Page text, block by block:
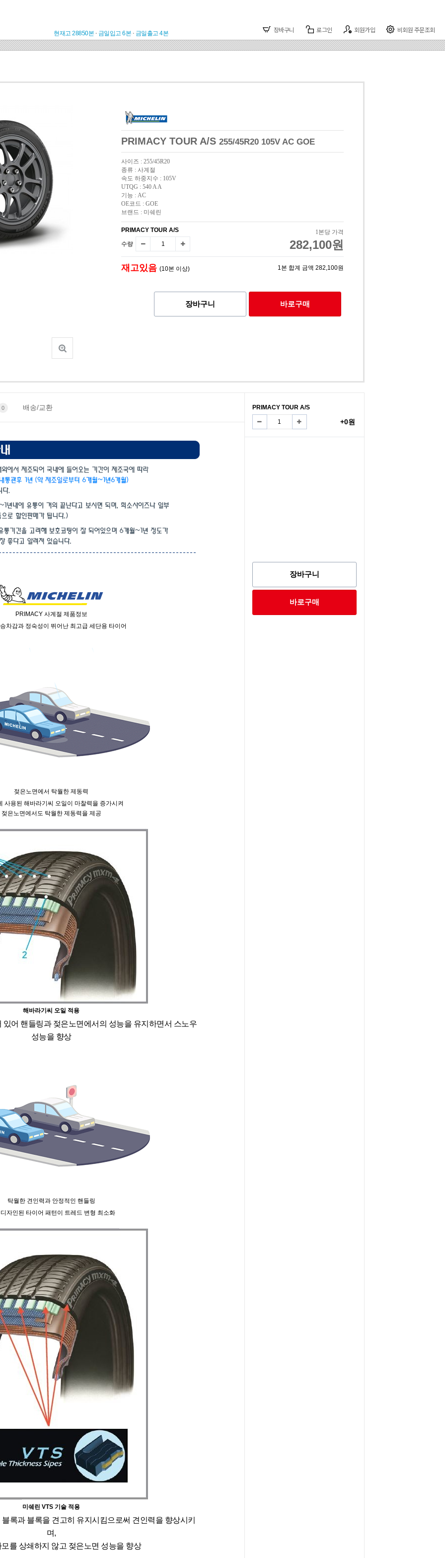
현재고 28850본 · 금일입고 6본 · 금일출고 4본 장바구니 로그인 회원가입 비회원 주문조회
PRIMACY TOUR A/S 255/45R20 105V AC GOE
사이즈 : 255/45R20
종류 : 사계절
속도 하중지수 : 105V
UTQG : 540 A A
기능 : AC
OE코드 : GOE
브랜드 : 미쉐린
PRIMACY TOUR A/S
수량
1본당 가격
282,100원
재고있음 (10본 이상) 1본 합계 금액 282,100원
장바구니 바로구매
0 배송/교환
PRIMACY 사계절 제품정보
차감과 정숙성이 뛰어난 최고급 세단용 타이어
젖은노면에서 탁월한 제동력
사용된 해바라기씨 오일이 마찰력을 증가시켜
젖은노면에서도 탁월한 제동력을 제공
해바라기씨 오일 적용
어 핸들링과 젖은노면에서의 성능을 유지하면서 스노우
성능을 향상
탁월한 견인력과 안정적인 핸들링
자인된 타이어 패턴이 트레드 변형 최소화
미쉐린 VTS 기술 적용
록과 블록을 견고히 유지시킴으로써 견인력을 향상시키
며,
를 상쇄하지 않고 젖은노면 성능을 향상
PRIMACY TOUR A/S
+0원
장바구니
바로구매